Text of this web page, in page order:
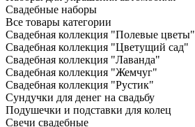
Свадебные наборы
Все товары категории
Свадебная коллекция "Полевые цветы"
Свадебная коллекция "Цветущий сад"
Свадебная коллекция "Лаванда"
Свадебная коллекция "Жемчуг"
Свадебная коллекция "Рустик"
Сундучки для денег на свадьбу
Подушечки и подставки для колец
Свечи свадебные